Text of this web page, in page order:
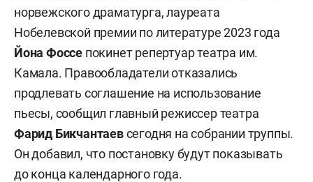
норвежского драматурга, лауреата
Нобелевской премии по литературе 2023 года
Йона Фоссе покинет репертуар театра им.
Камала. Правообладатели отказались
продлевать соглашение на использование
пьесы, сообщил главный режиссер театра
Фарид Бикчантаевсегодня на собрании труппы.
Он добавил, что постановку будут показывать
до конца календарного года.